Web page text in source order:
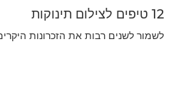
12 טיפים לצילום תינוקות
לשמור לשנים רבות את הזכרונות